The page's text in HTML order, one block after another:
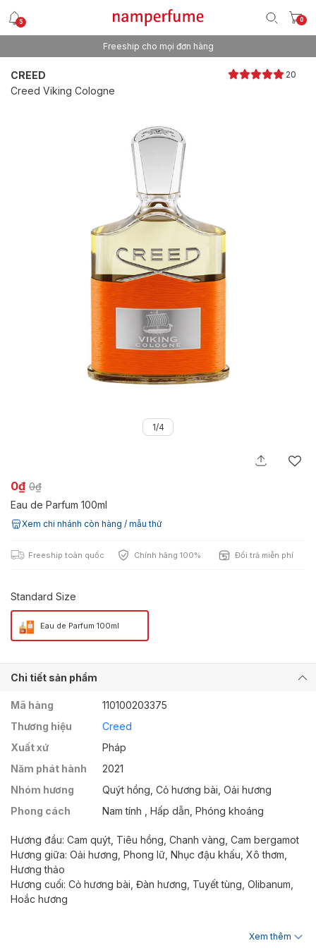
5 0
Freeship cho mọi đơn hàng
CREED 20
Creed Viking Cologne
1/4
0₫ 0₫
Eau de Parfum 100ml
Xem chi nhánh còn hàng / mẫu thử
Freeship toàn quốc Chính hãng 100% Đổi trả miễn phí
Standard Size
Eau de Parfum 100ml
Chi tiết sản phẩm
Mã hàng
110100203375
Thương hiệu
Creed
Xuất xứ
Pháp
Năm phát hành
2021
Nhóm hương
Quýt hồng, Cỏ hương bài, Oải hương
Phong cách
Nam tính , Hấp dẫn, Phóng khoáng
Hương đầu: Cam quýt, Tiêu hồng, Chanh vàng, Cam bergamot
Hương giữa: Oải hương, Phong lữ, Nhục đậu khấu, Xô thơm,
Hương thảo
Hương cuối: Cỏ hương bài, Đàn hương, Tuyết tùng, Olibanum,
Hoắc hương
trở thành "món trang sức" độc quyền của các quý ông lịch lãm,
Xem thêm